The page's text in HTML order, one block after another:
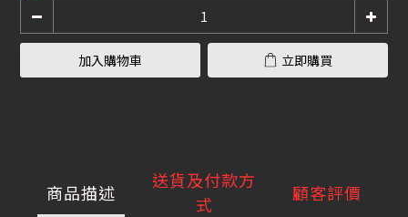
加入購物車 立即購買
商品描述
送貨及付款方
式
顧客評價